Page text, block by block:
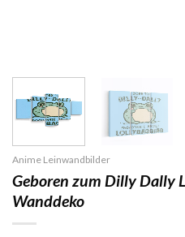
Anime Leinwandbilder
Geboren zum Dilly Dally
Wanddeko